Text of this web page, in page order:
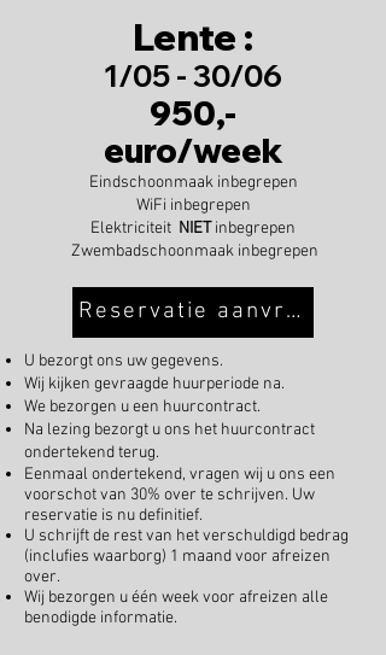
Lente :
1/05 - 30/06
950,-
euro/week
Eindschoonmaak inbegrepen
WiFi inbegrepen
Elektriciteit NIETinbegrepen
Zwembadschoonmaak inbegrepen
Reservatie aanvragen
U bezorgt ons uw gegevens.
Wij kijken gevraagde huurperiode na.
We bezorgen u een huurcontract.
Na lezing bezorgt u ons het huurcontract
ondertekend terug.
Eenmaal ondertekend, vragen wij u ons een
voorschot van 30% over te schrijven. Uw
reservatie is nu definitief.
U schrijft de rest van het verschuldigd bedrag
(inclufies waarborg) 1 maand voor afreizen
over.
Wij bezorgen u één week voor afreizen alle
benodigde informatie.